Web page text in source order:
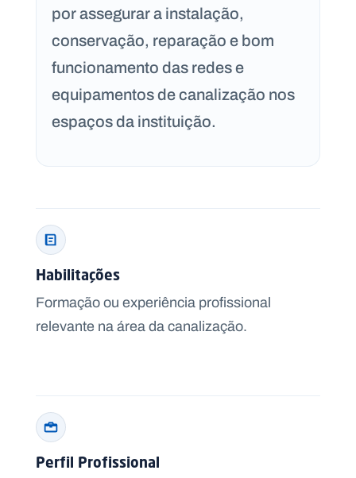
por assegurar a instalação,
conservação, reparação e bom
funcionamento das redes e
equipamentos de canalização nos
espaços da instituição.
Habilitações
Formação ou experiência profissional
relevante na área da canalização.
Perfil Profissional
n
t
a
c
t
o
s
tí
c
i
a
s
N
e
l
e